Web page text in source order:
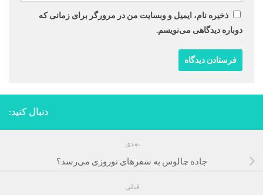
ذخیره نام، ایمیل و وبسایت من در مرورگر برای زمانی که
دوباره دیدگاهی می‌نویسم.
دنبال کنید:
بعدی
جاده چالوس به سفرهای نوروزی می‌رسد؟
قبلی